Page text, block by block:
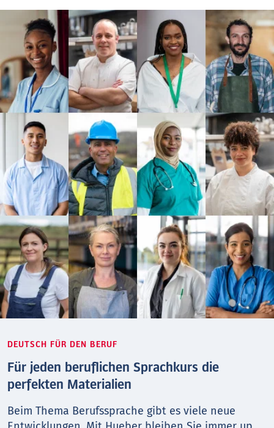
DEUTSCH FÜR DEN BERUF
Für jeden beruflichen Sprachkurs die
perfekten Materialien
Beim Thema Berufs­sprache gibt es viele neue